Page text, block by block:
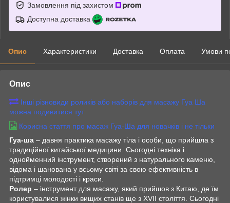
Замовлення під захистом
Доступна доставка
Опис Характеристики Доставка Оплата Умови
Опис
Інші різновиди роликів або наборів для масажу Гуа Ша
можна подивитися тут
Корисна стаття про масаж Гуа-Ша для новачків і не тільки
Гуа-ша – давня практика масажу тіла і особи, що прийшла з
традиційної китайської медицини. Сьогодні техніка і
однойменний інструмент, створений з натурального каменю,
відома і шанована у всьому світі за свою ефективність в
підтримці молодості і краси.
Ролер – інструмент для масажу, який прийшов з Китаю, де їм
користувалися жінки вищих станів ще з XVII століття. Сьогодні